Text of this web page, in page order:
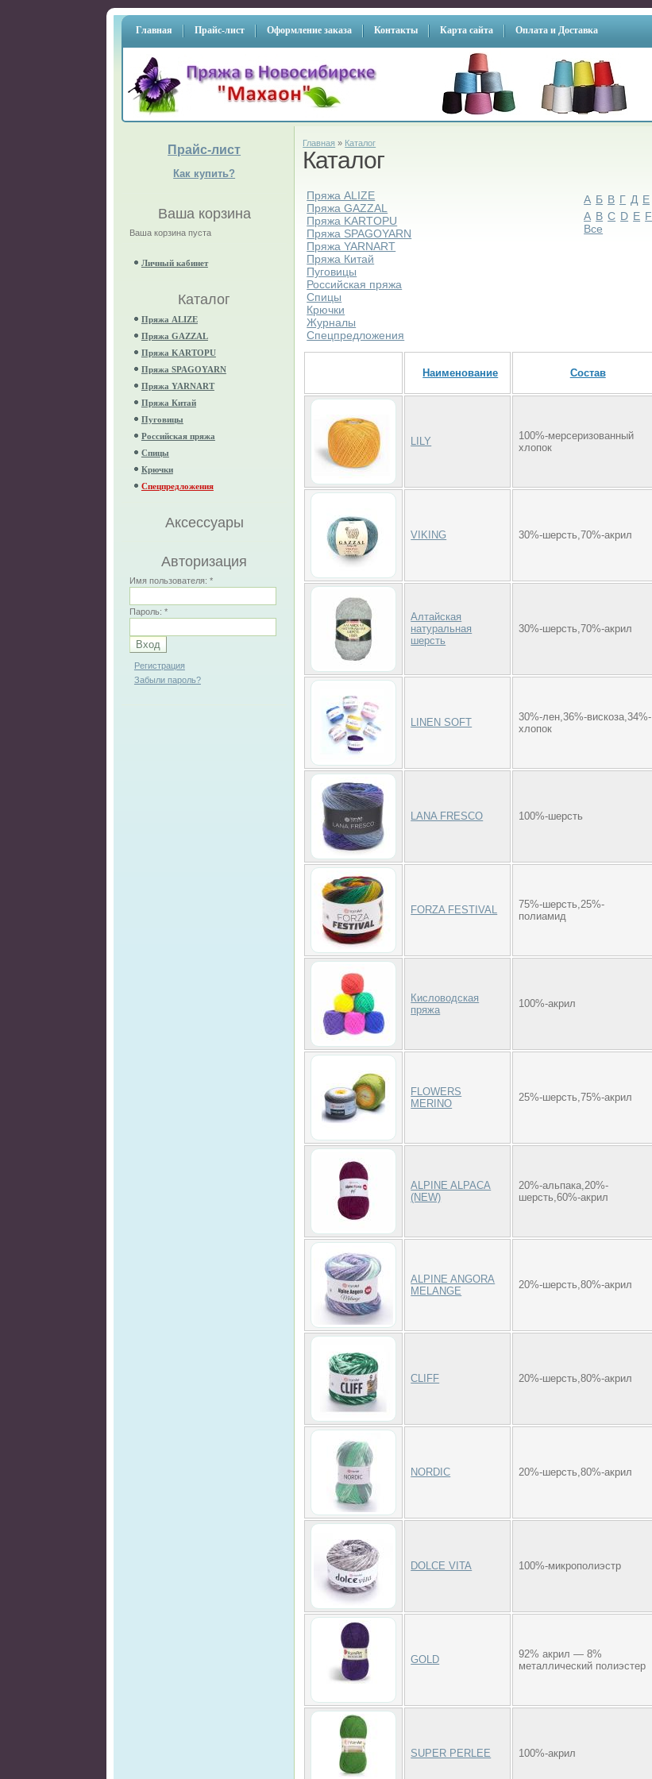
Главная Прайс-лист Оформление заказа Контакты Карта сайта Оплата и Доставка
Прайс-лист
Как купить?
Ваша корзина
Ваша корзина пуста
Личный кабинет
Каталог
Пряжа ALIZE
Пряжа GAZZAL
Пряжа KARTOPU
Пряжа SPAGOYARN
Пряжа YARNART
Пряжа Китай
Пуговицы
Российская пряжа
Спицы
Крючки
Спецпредложения
Аксессуары
Авторизация
Имя пользователя:*
Пароль:*
Регистрация
Забыли пароль?
Главная » Каталог
Каталог
Пряжа ALIZE
Пряжа GAZZAL
Пряжа KARTOPU
Пряжа SPAGOYARN
Пряжа YARNART
Пряжа Китай
Пуговицы
Российская пряжа
Спицы
Крючки
Журналы
Спецпредложения
А Б В Г Д Е
A B C D E F
Все
Наименование Состав
LILY
100%-мерсеризованный
хлопок
VIKING 30%-шерсть,70%-акрил
Алтайская
натуральная
шерсть
30%-шерсть,70%-акрил
LINEN SOFT
30%-лен,36%-вискоза,34%-
хлопок
LANA FRESCO 100%-шерсть
FORZA FESTIVAL
75%-шерсть,25%-
полиамид
Кисловодская
пряжа
100%-акрил
FLOWERS
MERINO
25%-шерсть,75%-акрил
ALPINE ALPACA
(NEW)
20%-альпака,20%-
шерсть,60%-акрил
ALPINE ANGORA
MELANGE
20%-шерсть,80%-акрил
CLIFF 20%-шерсть,80%-акрил
NORDIC 20%-шерсть,80%-акрил
DOLCE VITA 100%-микрополиэстр
GOLD
92% акрил — 8%
металлический полиэстер
SUPER PERLEE 100%-акрил